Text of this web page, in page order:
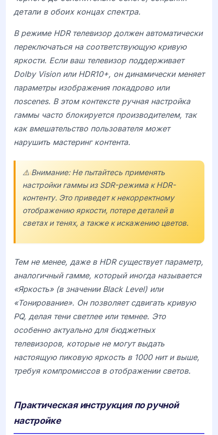
детали в обоих концах спектра.
В режиме HDR телевизор должен автоматически
переключаться на соответствующую кривую
яркости. Если ваш телевизор поддерживает
Dolby Visionили HDR10+, он динамически меняет
параметры изображения покадрово или
поscenes. В этом контексте ручная настройка
гаммы часто блокируется производителем, так
как вмешательство пользователя может
нарушить мастеринг контента.
⚠️ Внимание: Не пытайтесь применять
настройки гаммы из SDR-режима к HDR-
контенту. Это приведет к некорректному
отображению яркости, потере деталей в
светах и тенях, а также к искажению цветов.
Тем не менее, даже в HDR существует параметр,
аналогичный гамме, который иногда называется
«Яркость» (в значении Black Level) или
«Тонирование». Он позволяет сдвигать кривую
PQ, делая тени светлее или темнее. Это
особенно актуально для бюджетных
телевизоров, которые не могут выдать
настоящую пиковую яркость в 1000 нит и выше,
требуя компромиссов в отображении светов.
Практическая инструкция по ручной
настройке